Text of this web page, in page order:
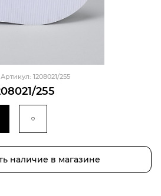
255
Артикул: 1208021/255
наличие в магазине